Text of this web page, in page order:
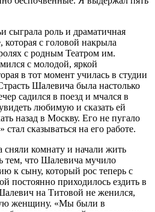
сыграла роль и драматичная
с головой накрыла
с родным Театром им.
с молодой, яркой
в тот момент училась в студии
Шалевича была настолько
садился в поезд и мчался в
любимую и сказать ей
назад в Москву. Его не пугало
сказываться на его работе.
комнату и начали жить
тем, что Шалевича мучило
к сыну, который рос теперь с
постоянно приходилось ездить в
на Титовой не женился,
женщину. «Мы были в